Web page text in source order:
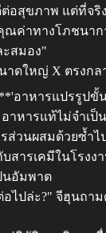
อสุขภาพ แต่ที่จริ
ณค่าทางโภชนาก
สมอง"
าดใหญ่ X ตรงก
อาหารแปรรูปขั้
หารแท้ไม่จำเป็
ส่วนผสมด้วยซ้ำไ
สารเคมีในโรง
นอัมพาต
ไปล่ะ?" จีฮุนถาม